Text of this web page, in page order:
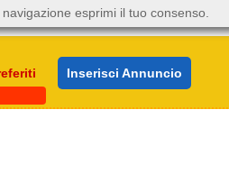
Inserisci Annuncio
esprimi il tuo consenso.